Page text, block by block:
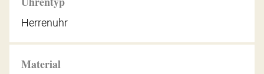
Herrenuhr
Material